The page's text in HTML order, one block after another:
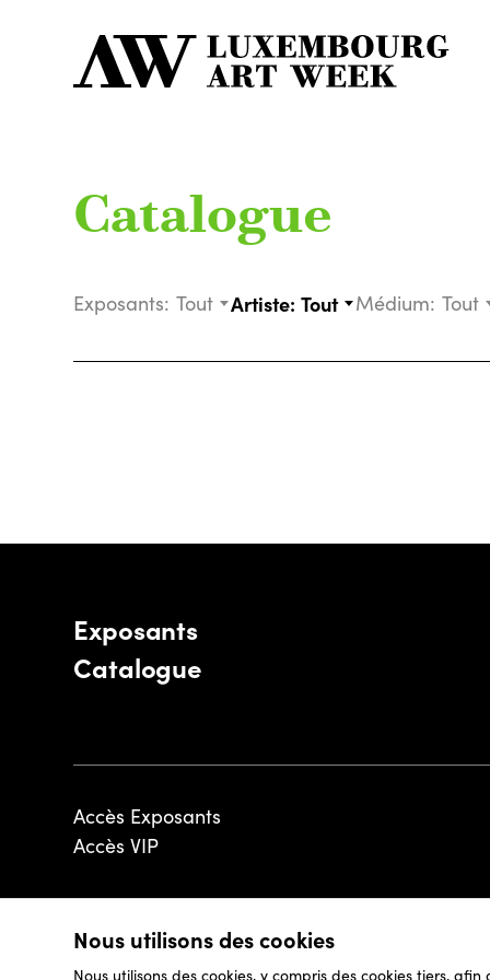
Nous utilisons des cookies
Nous utilisons des cookies, y compris des cookies tiers,
Catalogue
Exposants: Tout Artiste: Tout Médium: Tout
Exposants
Catalogue
Accès Exposants
Accès VIP
© 2026 - Luxembourg Art Week S.A.